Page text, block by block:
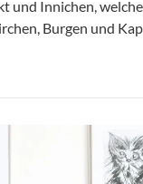
und Innichen,
Burgen und